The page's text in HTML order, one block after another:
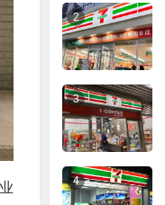
2
3
4